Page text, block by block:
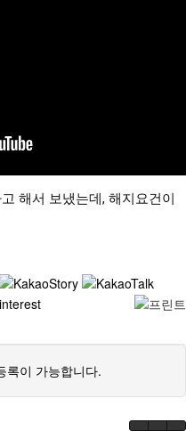
해서 보냈는데, 해지요건이
록이 가능합니다.